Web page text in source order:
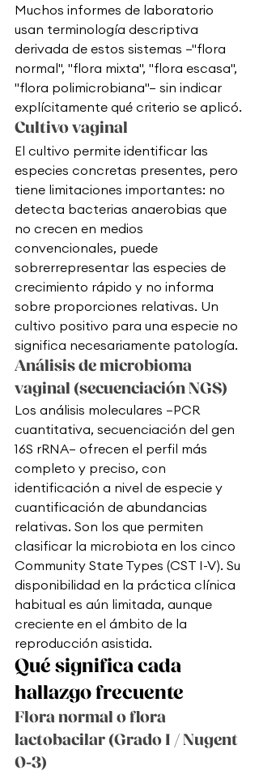
Muchos informes de laboratorio
usan terminología descriptiva
derivada de estos sistemas —"flora
normal", "flora mixta", "flora escasa",
"flora polimicrobiana"— sin indicar
explícitamente qué criterio se aplicó.
Cultivo vaginal
El cultivo permite identificar las
especies concretas presentes, pero
tiene limitaciones importantes: no
detecta bacterias anaerobias que
no crecen en medios
convencionales, puede
sobrerrepresentar las especies de
crecimiento rápido y no informa
sobre proporciones relativas. Un
cultivo positivo para una especie no
significa necesariamente patología.
Análisis de microbioma
vaginal (secuenciación NGS)
Los análisis moleculares —PCR
cuantitativa, secuenciación del gen
16S rRNA— ofrecen el perfil más
completo y preciso, con
identificación a nivel de especie y
cuantificación de abundancias
relativas. Son los que permiten
clasificar la microbiota en los cinco
Community State Types (CST I-V). Su
disponibilidad en la práctica clínica
habitual es aún limitada, aunque
creciente en el ámbito de la
reproducción asistida.
Qué significa cada
hallazgo frecuente
Flora normal o flora
lactobacilar (Grado I / Nugent
0-3)